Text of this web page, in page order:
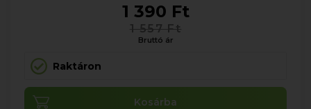
1 390 Ft
1 557 Ft
Bruttó ár
Raktáron
Kosárba